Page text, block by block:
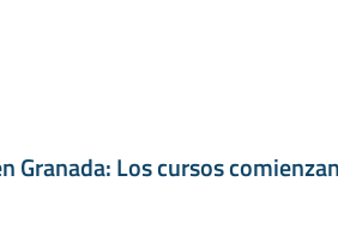
Granada: Los cursos